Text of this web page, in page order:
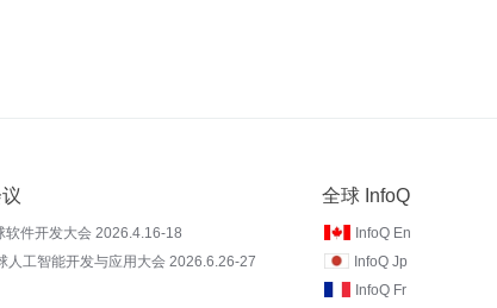
软件开发大会 2026.4.16-18
人工智能开发与应用大会 2026.6.26-27
全球 InfoQ
InfoQ En
InfoQ Jp
InfoQ Fr